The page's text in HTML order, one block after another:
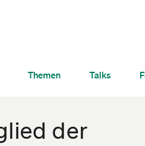
Themen Talks
der